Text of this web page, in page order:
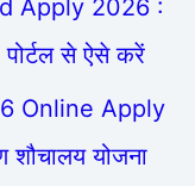
Apply 2026 :
से ऐसे करें
Online Apply
शौचालय योजना